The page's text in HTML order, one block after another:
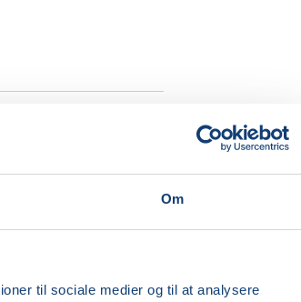
Om
til sociale medier og til at analysere
efter det japanske
din indre ro.